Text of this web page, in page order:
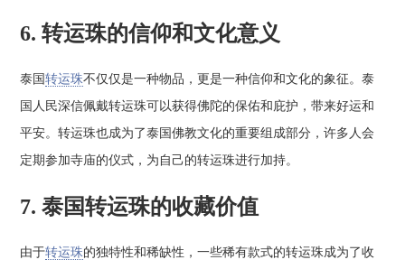
6. 转运珠的信仰和文化意义
泰国转运珠不仅仅是一种物品，更是一种信仰和文化的象征。泰
国人民深信佩戴转运珠可以获得佛陀的保佑和庇护，带来好运和
平安。转运珠也成为了泰国佛教文化的重要组成部分，许多人会
定期参加寺庙的仪式，为自己的转运珠进行加持。
7. 泰国转运珠的收藏价值
由于转运珠的独特性和稀缺性，一些稀有款式的转运珠成为了收